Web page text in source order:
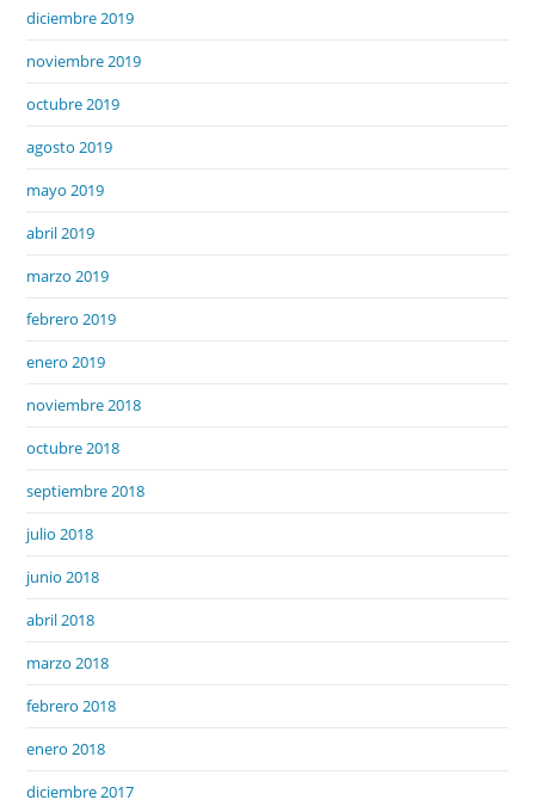
diciembre 2019
noviembre 2019
octubre 2019
agosto 2019
mayo 2019
abril 2019
marzo 2019
febrero 2019
enero 2019
noviembre 2018
octubre 2018
septiembre 2018
julio 2018
junio 2018
abril 2018
marzo 2018
febrero 2018
enero 2018
diciembre 2017